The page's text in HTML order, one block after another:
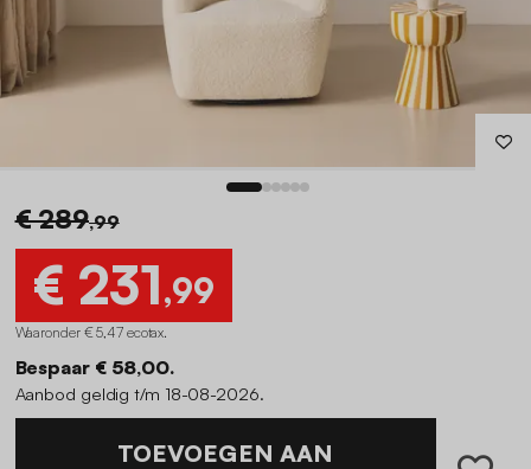
€ 289,99
€ 231,99
Waaronder € 5,47 ecotax.
Bespaar € 58,00.
Aanbod geldig t/m 18-08-2026.
TOEVOEGEN AAN